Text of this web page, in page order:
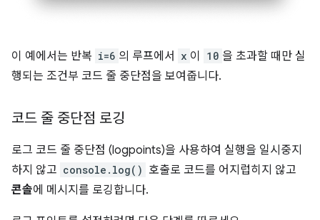
이 예에서는 반복 i=6 의 루프에서 x 이 10 을 초과할 때만 실
행되는 조건부 코드 줄 중단점을 보여줍니다.
코드 줄 중단점 로깅
로그 코드 줄 중단점 (logpoints)을 사용하여 실행을 일시중지
하지 않고 console.log() 호출로 코드를 어지럽히지 않고
콘솔에 메시지를 로깅합니다.